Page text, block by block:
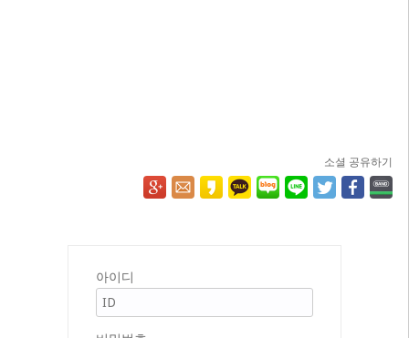
소셜 공유하기
아이디